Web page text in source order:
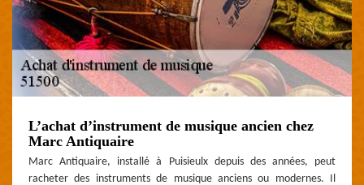
L’achat d’instrument de musique ancien chez
Marc Antiquaire
Marc Antiquaire, installé à Puisieulx depuis des années, peut
racheter des instruments de musique anciens ou modernes. Il